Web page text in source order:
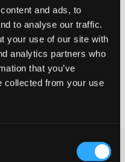
and ads, to
to analyse our traffic.
your use of our site with
analytics partners who
that you’ve
collected from your use
Der Pullover ist aus einem